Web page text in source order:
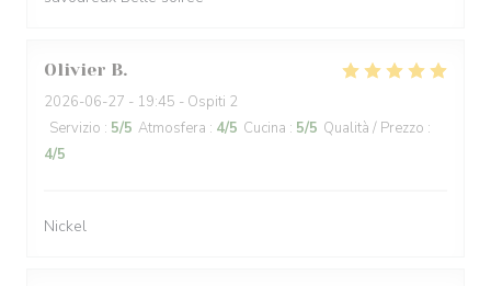
Olivier B
2026-06-27 - 19:45 - Ospiti 2
Servizio : 5/5 Atmosfera : 4/5 Cucina : 5/5 Qualità / Prezzo :
4/5
Nickel